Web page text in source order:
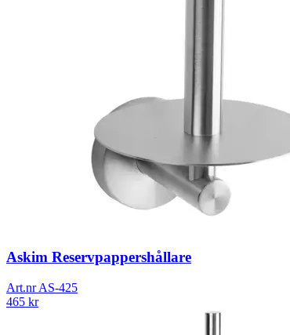
Askim Reservpappershållare
Art.nrAS-425
465 kr